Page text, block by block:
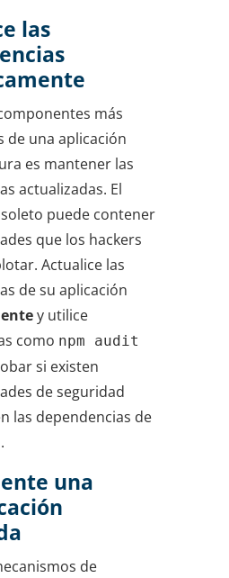
las
más
de una aplicación
es mantener las
actualizadas. El
puede contener
que los hackers
Actualice las
de su aplicación
y utilice
como npm audit
si existen
de seguridad
las dependencias de
una
de